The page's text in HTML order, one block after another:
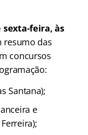
sexta-feira, às
resumo das
concursos
Santana);
e